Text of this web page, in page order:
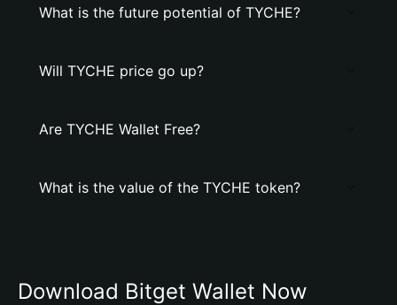
What is the future potential of TYCHE?
Will TYCHE price go up?
Are TYCHE Wallet Free?
What is the value of the TYCHE token?
Download Bitget Wallet Now